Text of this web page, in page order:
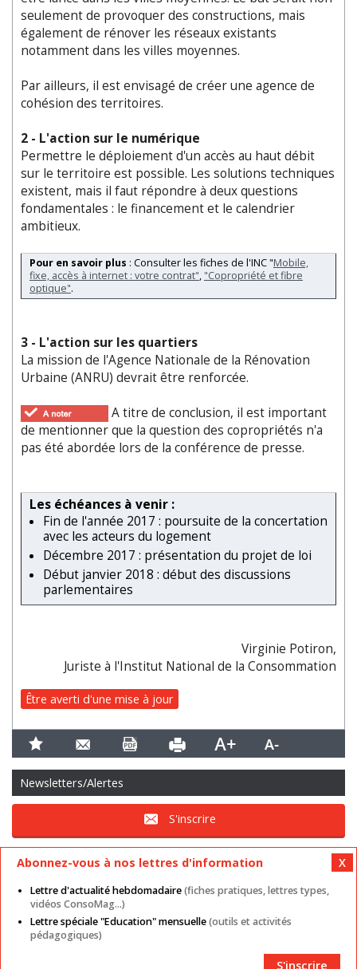
seulement de provoquer des constructions, mais
également de rénover les réseaux existants
notamment dans les villes moyennes.
Par ailleurs, il est envisagé de créer une agence de
cohésion des territoires.
2 - L'action sur le numérique
Permettre le déploiement d'un accès au haut débit
sur le territoire est possible. Les solutions techniques
existent, mais il faut répondre à deux questions
fondamentales : le financement et le calendrier
ambitieux.
Pour en savoir plus : Consulter les fiches de l'INC "Mobile,
fixe, accès à internet : votre contrat", "Copropriété et fibre
optique".
3 - L'action sur les quartiers
La mission de l'Agence Nationale de la Rénovation
Urbaine (ANRU) devrait être renforcée.
A titre de conclusion, il est important
de mentionner que la question des copropriétés n'a
pas été abordée lors de la conférence de presse.
Les échéances à venir :
Fin de l'année 2017 : poursuite de la concertation
avec les acteurs du logement
Décembre 2017 : présentation du projet de loi
Début janvier 2018 : début des discussions
parlementaires
Virginie Potiron,
Juriste à l'Institut National de la Consommation
Être averti d'une mise à jour
Newsletters/Alertes
S'inscrire
Mentions légales Nos autres sites CGU
Données personnelles
Abonnez-vous à nos lettres d'information
Lettre d'actualité hebdomadaire(fiches pratiques, lettres types,
vidéos ConsoMag...)
Lettre spéciale "Education" mensuelle(outils et activités
pédagogiques)
S'inscrire